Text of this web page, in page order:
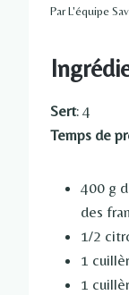
ParL'équipe
Sert: 4
Temps de
400 g
des
1/2
1
1